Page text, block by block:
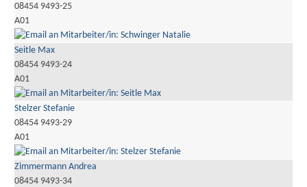
08454 9493-25
A01
Seitle Max
08454 9493-24
A01
Stelzer Stefanie
08454 9493-29
A01
Zimmermann Andrea
08454 9493-34